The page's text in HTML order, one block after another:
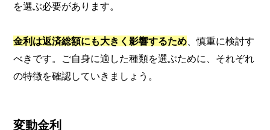
を選ぶ必要があります。
金利は返済総額にも大きく影響するため 、慎重に検討す
べきです。ご自身に適した種類を選ぶために、それぞれ
の特徴を確認していきましょう。
変動金利